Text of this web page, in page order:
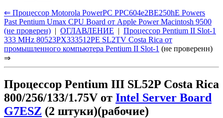
⇐ Процессор Motorola PowerPC PPC604e2BE250hE Powers
Past Pentium Umax CPU Board от Apple Power Macintosh 9500
(не проверен) | ОГЛАВЛЕНИЕ | Процессор Pentium II Slot-1
333 MHz 80523PX333512PE SL2TV Costa Rica от
промышленного компьютера Pentium II Slot-1 (не проверенн)
⇒
Процессор Pentium III SL52P Costa Rica
800/256/133/1.75V от Intel Server Board
G7ESZ (2 штуки)(рабочие)